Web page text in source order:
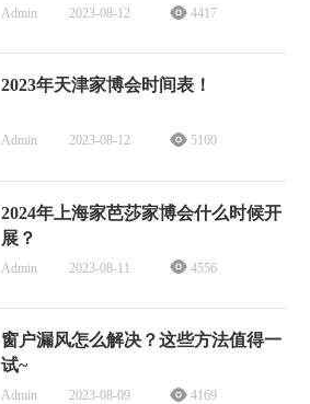
Admin 2023-08-12 4417
2023年天津家博会时间表！
Admin 2023-08-12 5160
2024年上海家芭莎家博会什么时候开
展？
Admin 2023-08-11 4556
窗户漏风怎么解决？这些方法值得一
试~
Admin 2023-08-09 4169